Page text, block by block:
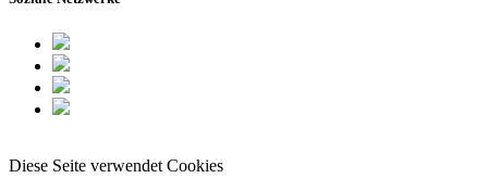
Diese Seite verwendet Cookies